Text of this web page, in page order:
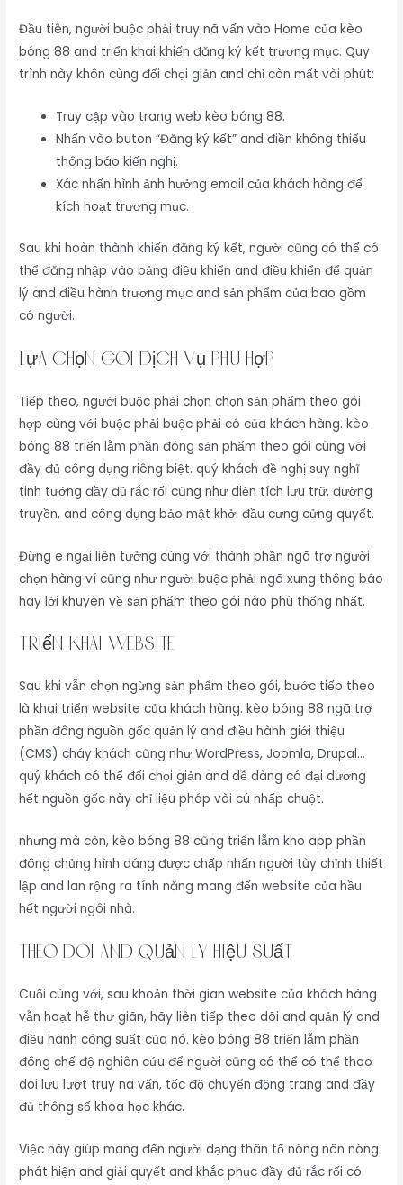
Đầu tiên, người buộc phải truy nã vấn vào Home của kèo
bóng 88 and triển khai khiến đăng ký kết trương mục. Quy
trình này khôn cùng đối chọi giản and chỉ còn mất vài phút:
Truy cập vào trang web kèo bóng 88.
Nhấn vào buton “Đăng ký kết” and điền không thiếu
thông báo kiến nghị.
Xác nhấn hình ảnh hưởng email của khách hàng để
kích hoạt trương mục.
Sau khi hoàn thành khiến đăng ký kết, người cũng có thể có
thể đăng nhập vào bảng điều khiển and điều khiển để quản
lý and điều hành trương mục and sản phẩm của bao gồm
có người.
Lựa Chọn Gói Dịch Vụ Phù Hợp
Tiếp theo, người buộc phải chọn chọn sản phẩm theo gói
hợp cùng với buộc phải buộc phải có của khách hàng. kèo
bóng 88 triển lẵm phần đông sản phẩm theo gói cùng với
đầy đủ công dụng riêng biệt. quý khách đề nghị suy nghĩ
tinh tướng đầy đủ rắc rối cũng như diện tích lưu trữ, đường
truyền, and công dụng bảo mật khởi đầu cưng cửng quyết.
Đừng e ngại liên tưởng cùng với thành phần ngã trợ người
chọn hàng ví cũng như người buộc phải ngã xung thông báo
hay lời khuyên về sản phẩm theo gói nào phù thống nhất.
Triển Khai Website
Sau khi vẫn chọn ngừng sản phẩm theo gói, bước tiếp theo
là khai triển website của khách hàng. kèo bóng 88 ngã trợ
phần đông nguồn gốc quản lý and điều hành giới thiệu
(CMS) cháy khách cũng như WordPress, Joomla, Drupal…
quý khách có thể đối chọi giản and dễ dàng có đại dương
hết nguồn gốc này chỉ liệu pháp vài cú nhấp chuột.
nhưng mà còn, kèo bóng 88 cũng triển lẵm kho app phần
đông chủng hình dáng được chấp nhấn người tùy chỉnh thiết
lập and lan rộng ra tính năng mang đến website của hầu
hết người ngôi nhà.
Theo Dõi and Quản Lý Hiệu Suất
Cuối cùng với, sau khoản thời gian website của khách hàng
vẫn hoạt hễ thư giãn, hãy liên tiếp theo dõi and quản lý and
điều hành công suất của nó. kèo bóng 88 triển lẵm phần
đông chế độ nghiên cứu để người cũng có thể có thể theo
dõi lưu lượt truy nã vấn, tốc độ chuyển động trang and đầy
đủ thông số khoa học khác.
Việc này giúp mang đến người dạng thân tổ nóng nôn nóng
phát hiện and giải quyết and khắc phục đầy đủ rắc rối có